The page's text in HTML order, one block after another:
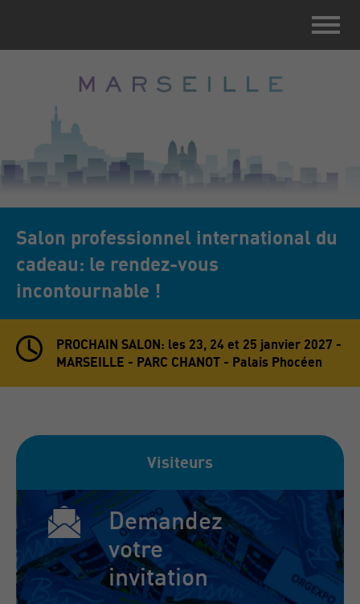
Salon professionnel international du
cadeau: le rendez-vous
incontournable !
PROCHAIN SALON: les 23, 24 et 25 janvier 2027 -
MARSEILLE - PARC CHANOT - Palais Phocéen
Visiteurs
Demandez
votre
invitation